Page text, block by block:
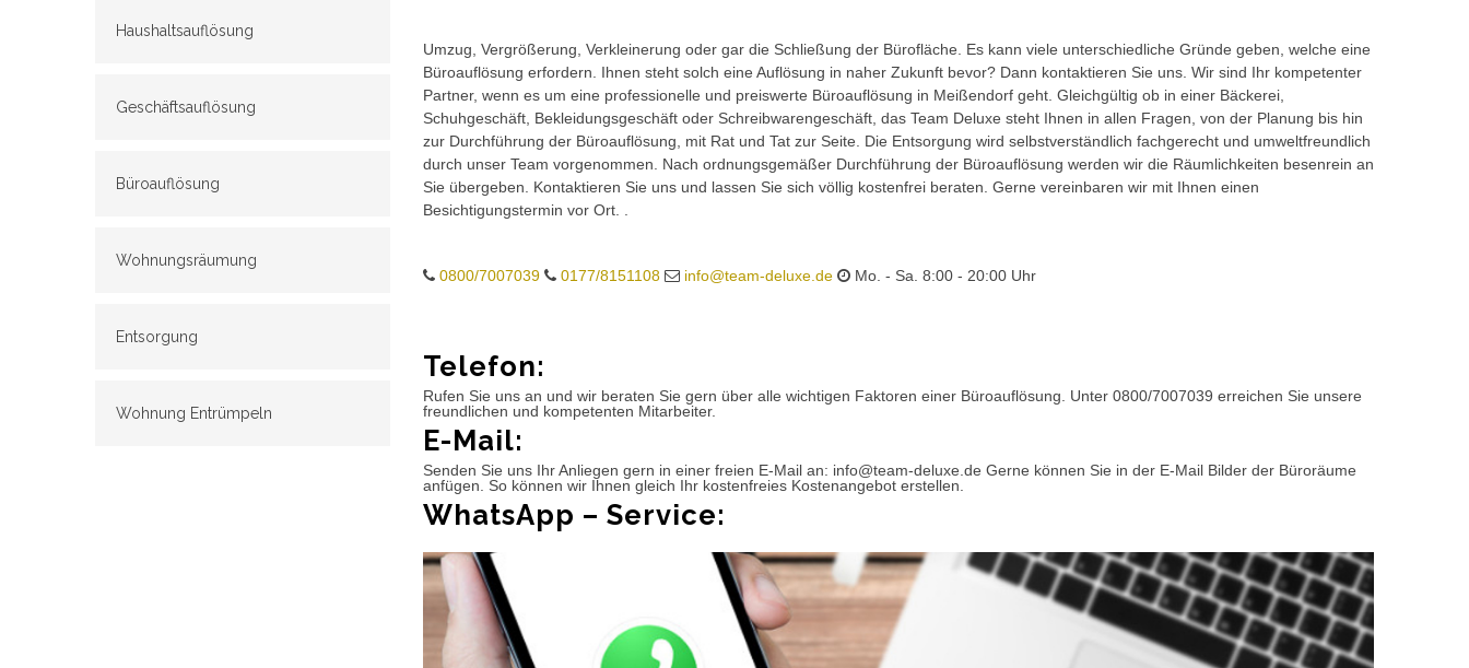
Haushaltsauflösung
Geschäftsauflösung
Büroauflösung
Wohnungsräumung
Entsorgung
Wohnung Entrümpeln
Umzug, Vergrößerung, Verkleinerung oder gar die Schließung der Bürofläche. Es kann viele unterschiedliche Gründe geben, welche eine
Büroauflösung erfordern. Ihnen steht solch eine Auflösung in naher Zukunft bevor? Dann kontaktieren Sie uns. Wir sind Ihr kompetenter
Partner, wenn es um eine professionelle und preiswerte Büroauflösung in Meißendorf geht. Gleichgültig ob in einer Bäckerei,
Schuhgeschäft, Bekleidungsgeschäft oder Schreibwarengeschäft, das Team Deluxe steht Ihnen in allen Fragen, von der Planung bis hin
zur Durchführung der Büroauflösung, mit Rat und Tat zur Seite. Die Entsorgung wird selbstverständlich fachgerecht und umweltfreundlich
durch unser Team vorgenommen. Nach ordnungsgemäßer Durchführung der Büroauflösung werden wir die Räumlichkeiten besenrein an
Sie übergeben. Kontaktieren Sie uns und lassen Sie sich völlig kostenfrei beraten. Gerne vereinbaren wir mit Ihnen einen
Besichtigungstermin vor Ort. .
0800/7007039 0177/8151108 info@team-deluxe.de Mo. - Sa. 8:00 - 20:00 Uhr
Telefon:
Rufen Sie uns an und wir beraten Sie gern über alle wichtigen Faktoren einer Büroauflösung. Unter 0800/7007039 erreichen Sie unsere
freundlichen und kompetenten Mitarbeiter.
E-Mail:
Senden Sie uns Ihr Anliegen gern in einer freien E-Mail an: info@team-deluxe.de Gerne können Sie in der E-Mail Bilder der Büroräume
anfügen. So können wir Ihnen gleich Ihr kostenfreies Kostenangebot erstellen.
WhatsApp – Service: